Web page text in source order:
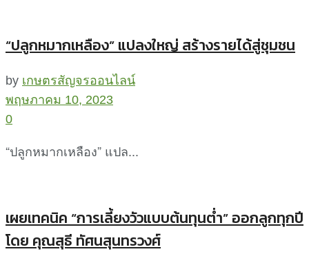
“ปลูกหมากเหลือง” แปลงใหญ่ สร้างรายได้สู่ชุมชน
by เกษตรสัญจรออนไลน์
พฤษภาคม 10, 2023
0
“ปลูกหมากเหลือง” แปล...
เผยเทคนิค “การเลี้ยงวัวแบบต้นทุนต่ำ” ออกลูกทุกปี
โดย คุณสุธี ทัศนสุนทรวงศ์